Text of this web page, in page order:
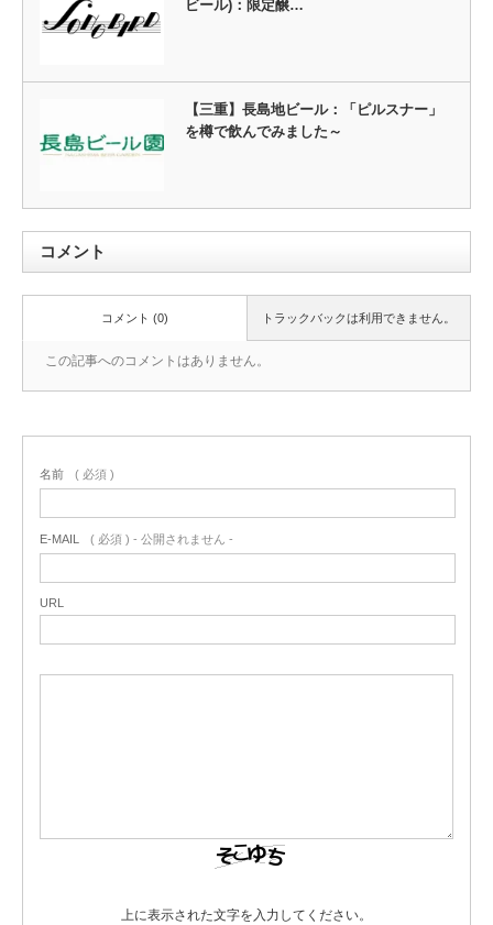
ビール)：限定醸…
【三重】長島地ビール：「ピルスナー」
を樽で飲んでみました～
コメント
トラックバックは利用できません。
コメント (0)
この記事へのコメントはありません。
名前 ( 必須 )
E-MAIL ( 必須 ) - 公開されません -
URL
上に表示された文字を入力してください。